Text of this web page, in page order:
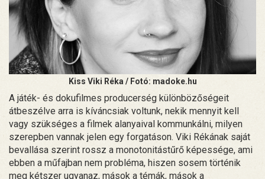
Kiss Viki Réka / Fotó: madoke.hu
A játék- és dokufilmes producerség különbözőségeit
átbeszélve arra is kíváncsiak voltunk, nekik mennyit kell
vagy szükséges a filmek alanyaival kommunkálni, milyen
szerepben vannak jelen egy forgatáson. Viki Rékának saját
bevallása szerint rossz a monotonitástűrő képessége, ami
ebben a műfajban nem probléma, hiszen sosem történik
meg kétszer ugyanaz, mások a témák, mások a